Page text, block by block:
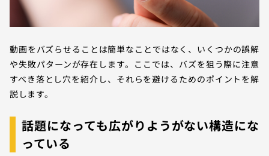
動画をバズらせることは簡単なことではなく、いくつかの誤解
や失敗パターンが存在します。ここでは、バズを狙う際に注意
すべき落とし穴を紹介し、それらを避けるためのポイントを解
説します。
話題になっても広がりようがない構造にな
っている